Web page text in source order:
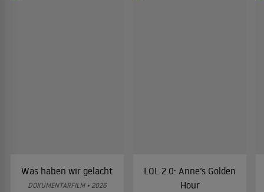
Was haben wir gelacht
DOKUMENTARFILM • 2026
LOL 2.0: Anne’s Golden
Hour